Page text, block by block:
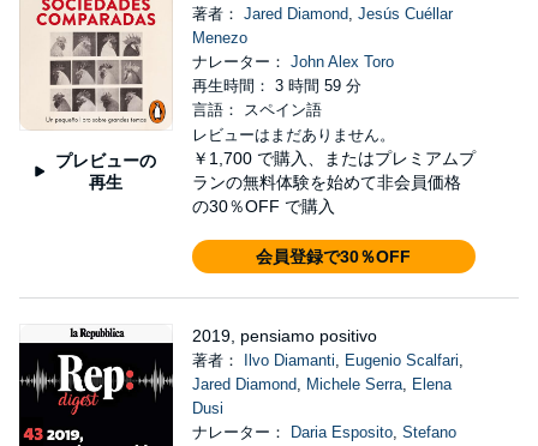
プレビューの
再生
著者： Jared Diamond, Jesús Cuéllar
Menezo
ナレーター： John Alex Toro
再生時間： 3 時間 59 分
言語： スペイン語
レビューはまだありません。
￥1,700 で購入、またはプレミアムプ
ランの無料体験を始めて非会員価格
の30％OFF で購入
会員登録で30％OFF
2019, pensiamo positivo
著者： Ilvo Diamanti, Eugenio Scalfari,
Jared Diamond, Michele Serra, Elena
Dusi
ナレーター：
Daria Esposito, Stefano